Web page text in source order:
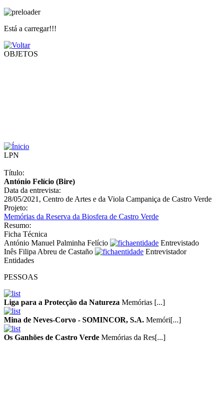
Está a carregar!!!
OBJETOS
LPN
Título:
António Felício (Bire)
Data da entrevista:
28/05/2021, Centro de Artes e da Viola Campaniça de Castro Verde
Projeto:
Memórias da Reserva da Biosfera de Castro Verde
Resumo:
Ficha Técnica
António Manuel Palminha Felício
Entrevistado
Inês Filipa Abreu de Castaño
Entrevistador
Entidades
PESSOAS
Liga para a Protecção da Natureza Memórias [...]
Mina de Neves-Corvo - SOMINCOR, S.A. Memóri[...]
Os Ganhões de Castro Verde Memórias da Res[...]